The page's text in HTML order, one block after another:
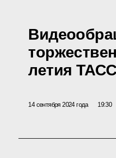
летия ТАСС
14 сентября 2024 года 19:30